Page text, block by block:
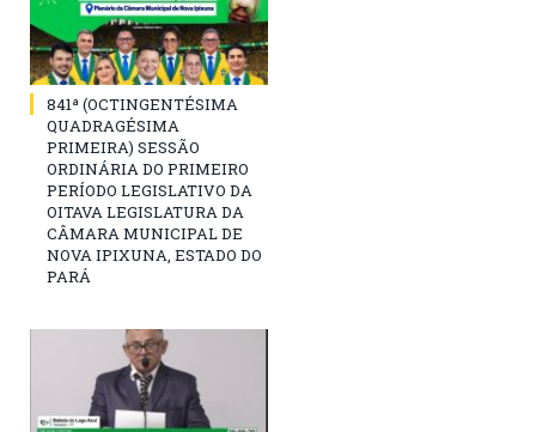
841ª (OCTINGENTÉSIMA
QUADRAGÉSIMA
PRIMEIRA) SESSÃO
ORDINÁRIA DO PRIMEIRO
PERÍODO LEGISLATIVO DA
OITAVA LEGISLATURA DA
CÂMARA MUNICIPAL DE
NOVA IPIXUNA, ESTADO DO
PARÁ